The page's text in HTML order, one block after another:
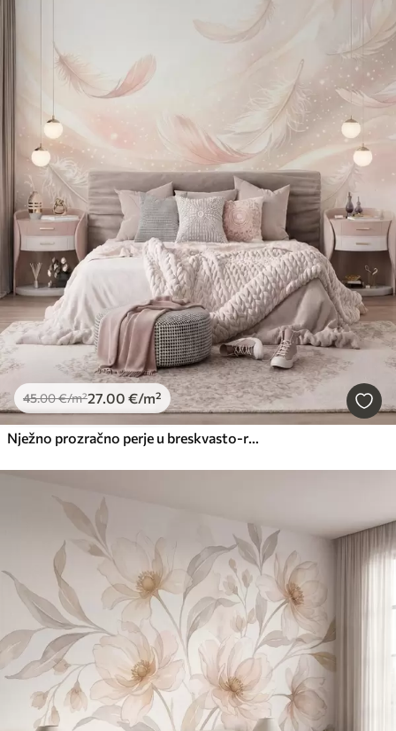
45.00€/m²27.00 €/m²
Nježno prozračno perje u breskvasto-ružičastoj izmaglici sa svjetlucavim efektom